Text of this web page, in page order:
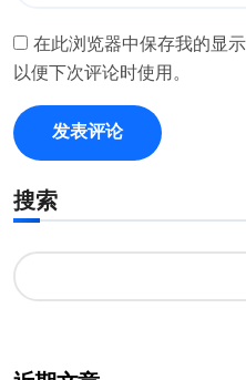
在此浏览器中保存我的显
以便下次评论时使用。
搜索